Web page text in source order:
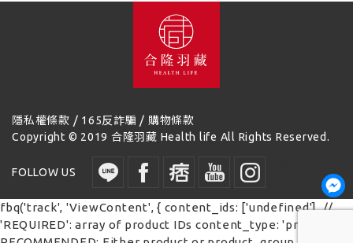
隱私權條款 / 165反詐騙 / 購物條款
Copyright © 2019 合隆羽藏 Health life All Rights Reserved.
FOLLOW US
0.118813 秒
fbq('track', 'ViewContent', { content_ids: ['undefined'], //
'REQUIRED': array of product IDs content_type: 'product', //